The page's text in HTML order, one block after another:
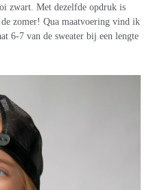
zwart. Met dezelfde opdruk is
zomer! Qua maatvoering vind ik
6-7 van de sweater bij een lengte